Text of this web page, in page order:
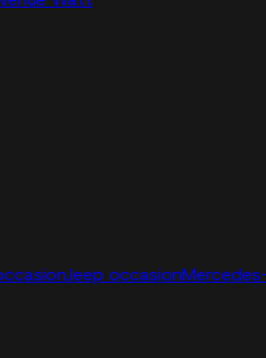
Jeep occasion